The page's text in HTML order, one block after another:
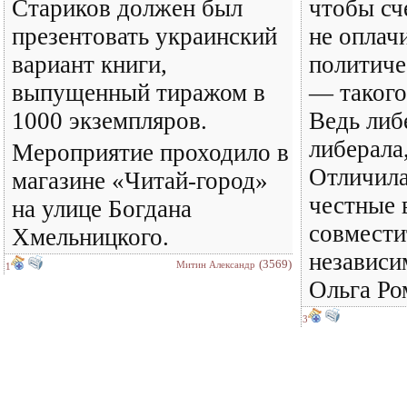
Стариков должен был
презентовать украинский
вариант книги,
выпущенный тиражом в
1000 экземпляров.
Мероприятие проходило в
магазине «Читай-город»
на улице Богдана
Хмельницкого.
1 Митин Александр (3569)
чтобы
не
—
Ведь
честные
Ольга
3